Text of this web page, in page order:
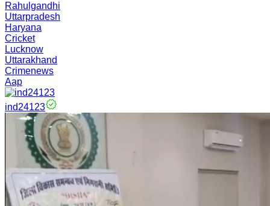
Rahulgandhi
Uttarpradesh
Haryana
Cricket
Lucknow
Uttarakhand
Crimenews
Aap
ind24123